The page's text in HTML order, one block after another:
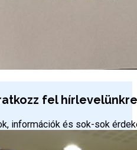
Iratkozz fel
információk és sok-sok